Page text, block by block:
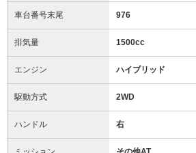
車台番号末尾 976
排気量 1500cc
エンジン ハイブリッド
駆動方式 2WD
ハンドル 右